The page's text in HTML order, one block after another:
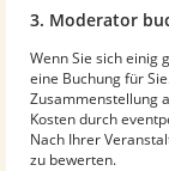
3. Moderator
Wenn Sie sich einig
eine Buchung für
Zusammenstellung
Kosten durch
Nach Ihrer
zu bewerten.